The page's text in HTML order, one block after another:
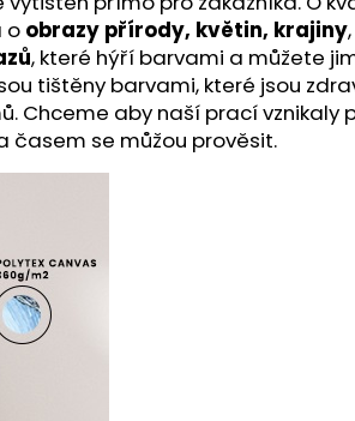
o obrazy přírody, květin, krajiny
, které hýří barvami a můžete
tištěny barvami, které jsou
Chceme aby naší prací
časem se můžou prověsit.